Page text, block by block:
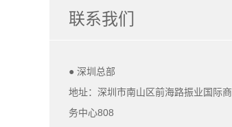
联系我们
● 深圳总部
地址：深圳市南山区前海路振业国际商
务中心808